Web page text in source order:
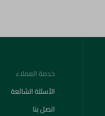
خدمة العملاء
الأسئلة الشائعة
اتصل بنا